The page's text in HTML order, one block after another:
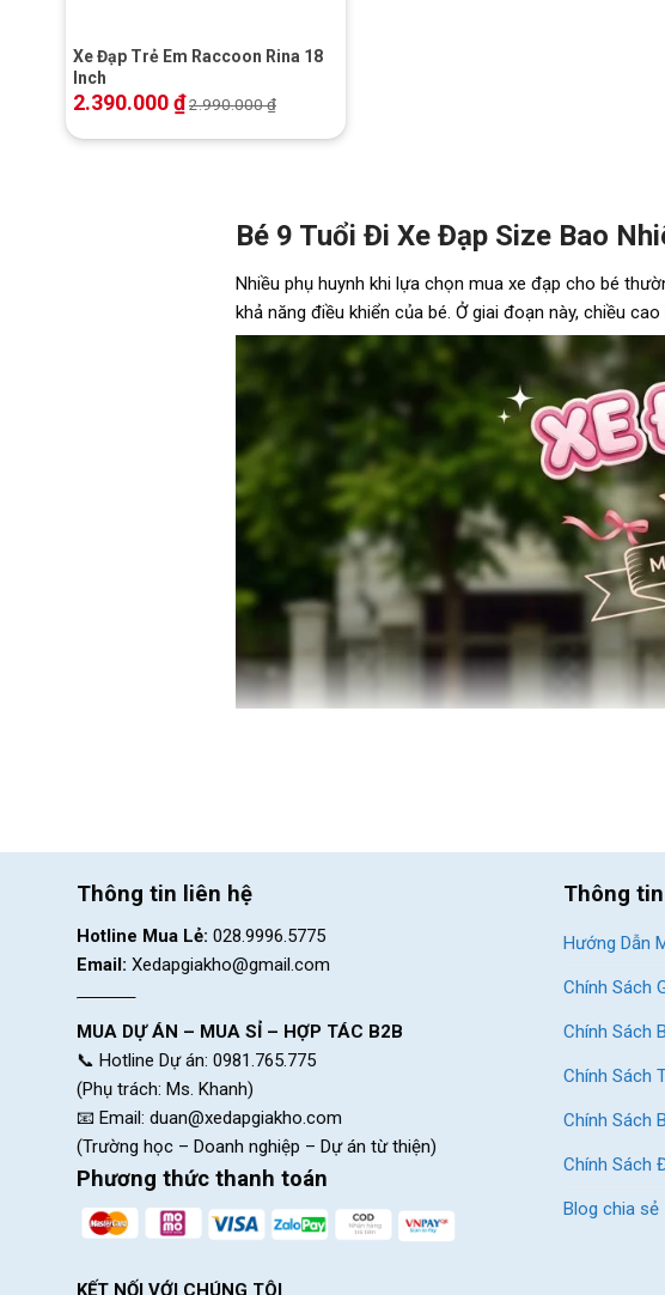
Xe Đạp Trẻ Em Raccoon Rina 18
Inch
2.390.000₫2.990.000₫
Bé 9 Tuổi Đi Xe Đạp Size Bao
Nhiều phụ huynh khi lựa chọn mua xe đạp cho bé
khả năng điều khiển của bé. Ở giai đoạn này, chiều
Xe đạp trẻ em 9 tuổi bền đẹp, chất lượng tốt
Dựa vào chiều cao này, bạn có thể tham khảo kích
mỗi bé, trước khi mua bạn cần lưu ý:
Xe đạp trẻ em 18 inch:phù hợp với những bé có
size phổ biến cho các bé
Thông tin liên hệ
Hotline Mua Lẻ: 028.9996.5775
Email: Xedapgiakho@gmail.com
MUA DỰ ÁN – MUA SỈ – HỢP TÁC B2B
📞 Hotline Dự án: 0981.765.775
(Phụ trách: Ms. Khanh)
📧 Email: duan@xedapgiakho.com
(Trường học – Doanh nghiệp – Dự án từ thiện)
Phương thức thanh toán
KẾT NỐI VỚI CHÚNG TÔI
Thông
Hướng Dẫn
Chính Sách
Chính Sách
Chính Sách
Chính Sách
Chính Sách
Blog chia sẻ